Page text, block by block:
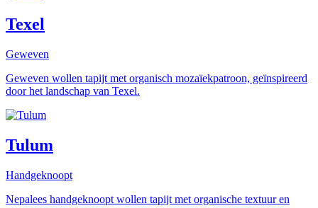
Texel
Geweven
Geweven wollen tapijt met organisch mozaïekpatroon, geïnspireerd
door het landschap van Texel.
Tulum
Handgeknoopt
Nepalees handgeknoopt wollen tapijt met organische textuur en